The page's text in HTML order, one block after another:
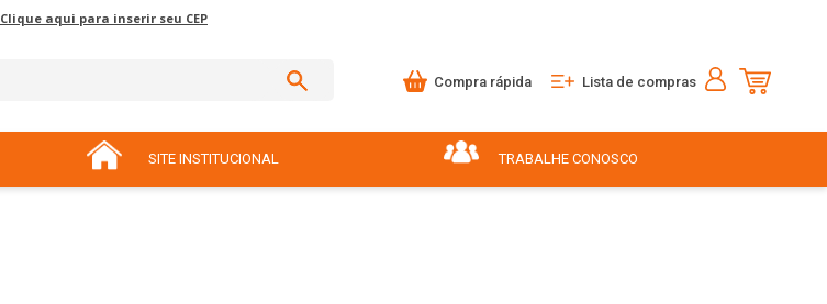
Clique aqui para inserir seu CEP
Compra rápida Lista de compras
SITE INSTITUCIONAL TRABALHE CONOSCO